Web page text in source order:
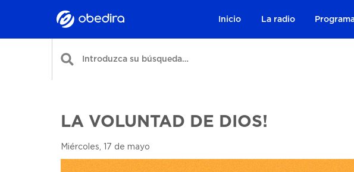
Inicio La radio
LA VOLUNTAD DE DIOS!
Miércoles, 17 de mayo